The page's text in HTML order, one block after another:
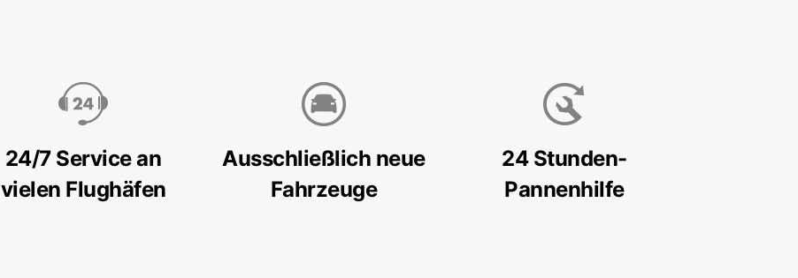
24/7 Service an
vielen Flughäfen
Ausschließlich neue
Fahrzeuge
24 Stunden-
Pannenhilfe